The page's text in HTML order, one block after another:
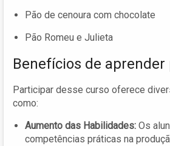
Pão de cenoura com chocolate
Pão Romeu e Julieta
Benefícios de
Participar desse curso oferece
como:
Aumento das Habilidades: Os
competências práticas na